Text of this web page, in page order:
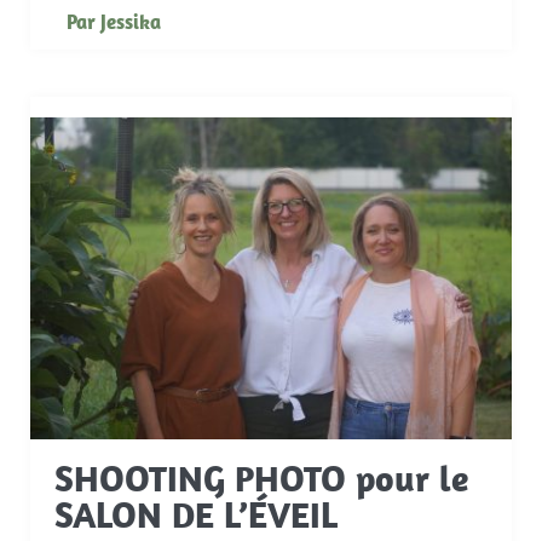
Par Jessika
SHOOTING PHOTO pour le
SALON DE L’ÉVEIL